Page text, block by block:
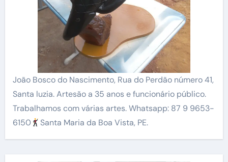
João Bosco do Nascimento, Rua do Perdão número 41,
Santa luzia. Artesão a 35 anos e funcionário público.
Trabalhamos com várias artes. Whatsapp: 87 9 9653-
6150
Santa Maria da Boa Vista, PE.